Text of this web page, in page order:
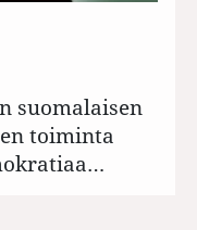
suomalaisen
toiminta